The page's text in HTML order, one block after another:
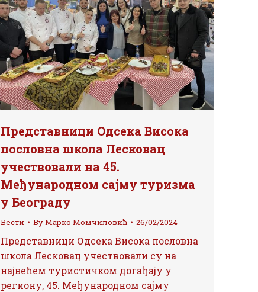
Представници Одсека Висока
пословна школа Лесковац
учествовали на 45.
Међународном сајму туризма
у Београду
Вести ByМарко Момчиловић 26/02/2024
Представници Одсека Висока пословна
школа Лесковац учествовали су на
највећем туристичком догађају у
региону, 45. Међународном сајму